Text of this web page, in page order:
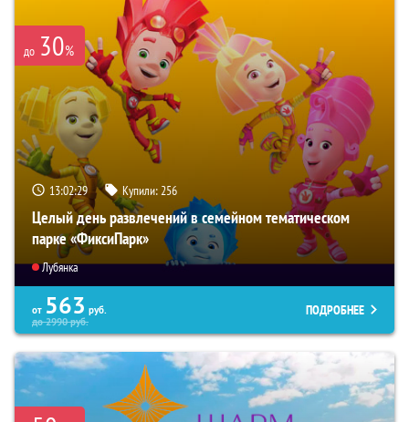
до 30%
13:02:28 Купили:256
Целый день развлечений в семейном тематическом
парке «ФиксиПарк»
Лубянка
от 563 руб.
до2990руб.
ПОДРОБНЕЕ